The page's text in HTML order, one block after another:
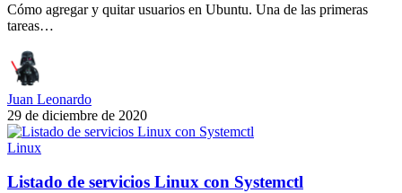
Cómo agregar y quitar usuarios en Ubuntu. Una de las primeras
tareas…
Juan Leonardo
29 de diciembre de 2020
Linux
Listado de servicios Linux con Systemctl